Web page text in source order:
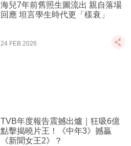
海兒7年前舊照生圖流出 親自落場
回應 坦言學生時代更「樣衰」
24 FEB 2026
TVB年度報告震撼出爐｜狂吸6億
點擊揭曉片王！《中年3》撼贏
《新聞女王2》？